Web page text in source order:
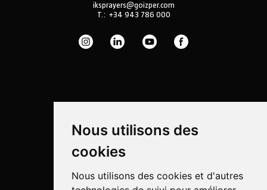
Nous utilisons des
cookies
Nous utilisons des cookies et d'autres
iksprayers@goizper.com
T.: +34 943 786 000